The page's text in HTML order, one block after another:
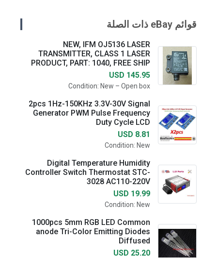
قوائم eBay ذات الصلة
NEW, IFM OJ5136 LASER
TRANSMITTER, CLASS 1 LASER
PRODUCT, PART: 1040, FREE SHIP
USD 145.95
Condition: New – Open box
2pcs 1Hz-150KHz 3.3V-30V Signal
Generator PWM Pulse Frequency
Duty Cycle LCD
USD 8.81
Condition: New
Digital Temperature Humidity
Controller Switch Thermostat STC-
3028 AC110-220V
USD 19.99
Condition: New
1000pcs 5mm RGB LED Common
anode Tri-Color Emitting Diodes
Diffused
USD 25.20